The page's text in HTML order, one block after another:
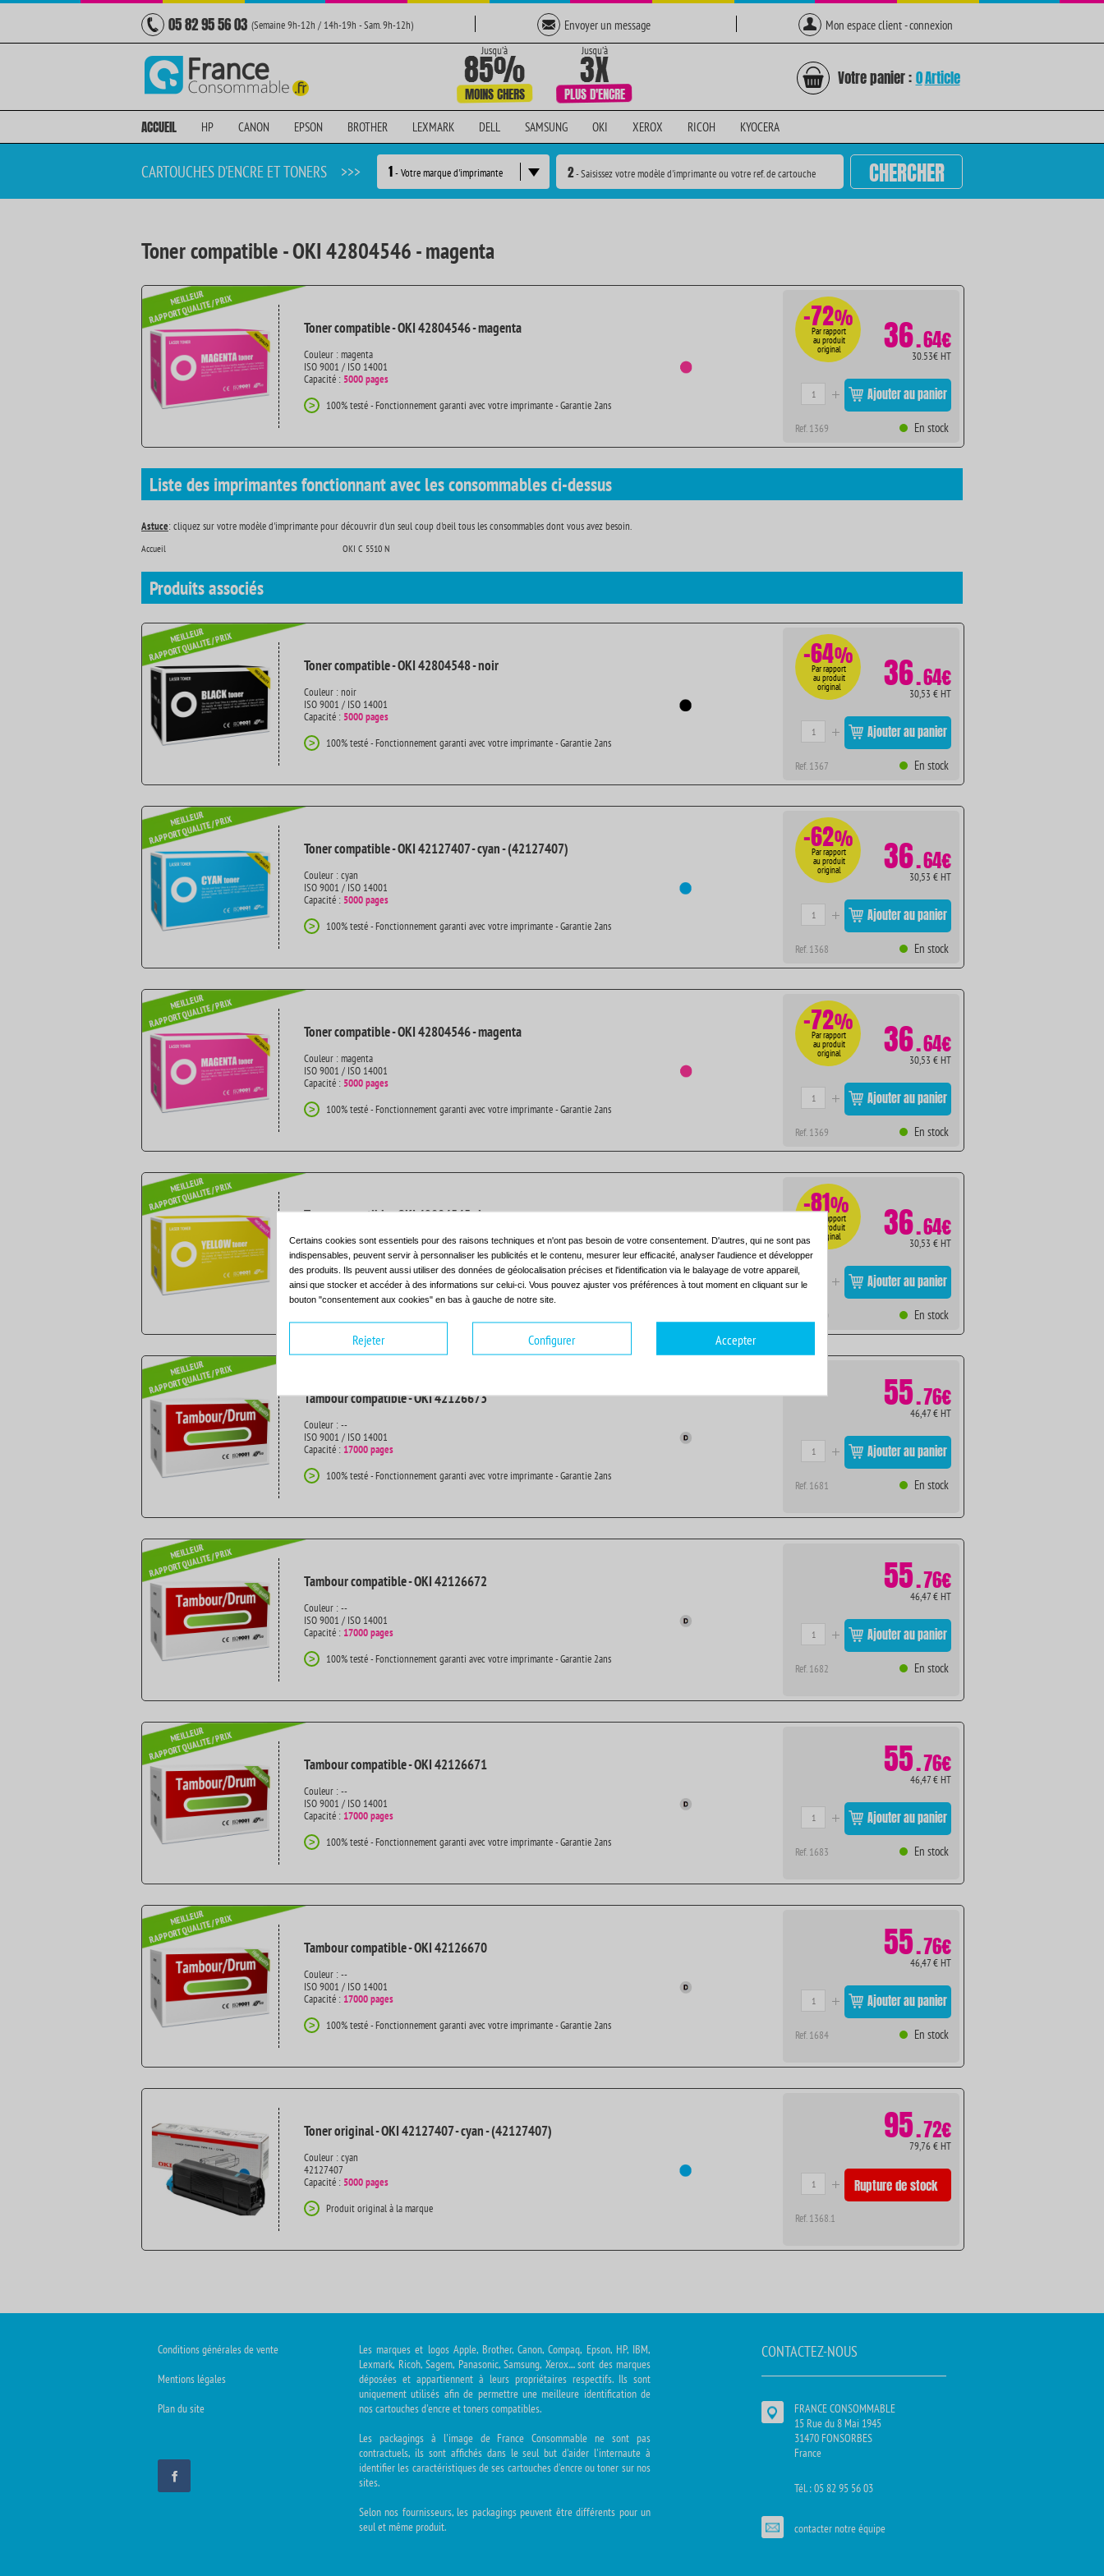
05 82 95 56 03 (Semaine 9h-12h / 14h-19h - Sam. 9h-12h) Envoyer un message Mon espace client - connexion
Votre panier : 0Article
ACCUEIL HP CANON EPSON BROTHER LEXMARK DELL SAMSUNG OKI XEROX RICOH KYOCERA
CARTOUCHES D'ENCRE ET TONERS >>> 1- Votre marque d'imprimante 2- Saisissez votre modèle d'imprimante ou votre ref. de cartouche CHERCHER
Toner compatible - OKI 42804546 - magenta
Toner compatible - OKI 42804546 - magenta
Couleur : magenta
ISO 9001 / ISO 14001
Capacité : 5000 pages
> 100% testé - Fonctionnement garanti avec votre imprimante - Garantie 2ans
-72%
Par rapport
au produit
original 36.64€
30.53€ HT
Ajouter au panier
Ref. 1369 En stock
Liste des imprimantes fonctionnant avec les consommables ci-dessus
Astuce: cliquez sur votre modèle d'imprimante pour découvrir d'un seul coup d'oeil tous les consommables dont vous avez besoin.
Accueil OKI C 5510 N
Produitsassociés
Toner compatible - OKI 42804548 - noir
Couleur : noir
ISO 9001 / ISO 14001
Capacité : 5000 pages
> 100% testé - Fonctionnement garanti avec votre imprimante - Garantie 2ans
-64%
Par rapport
au produit
original 36.64€
30,53 € HT
Ajouter au panier
Ref. 1367 En stock
Toner compatible - OKI 42127407 - cyan - (42127407)
Couleur : cyan
ISO 9001 / ISO 14001
Capacité : 5000 pages
> 100% testé - Fonctionnement garanti avec votre imprimante - Garantie 2ans
-62%
Par rapport
au produit
original 36.64€
30,53 € HT
Ajouter au panier
Ref. 1368 En stock
Toner compatible - OKI 42804546 - magenta
Couleur : magenta
ISO 9001 / ISO 14001
Capacité : 5000 pages
> 100% testé - Fonctionnement garanti avec votre imprimante - Garantie 2ans
-72%
Par rapport
au produit
original 36.64€
30,53 € HT
Ajouter au panier
Ref. 1369 En stock
Toner compatible - OKI 42804545 - jaune
Couleur : jaune
ISO 9001 / ISO 14001
Capacité : 5000 pages
> 100% testé - Fonctionnement garanti avec votre imprimante - Garantie 2ans
-81%
Par rapport
au produit
original 36.64€
30,53 € HT
Ajouter au panier
En stock
Tambour compatible - OKI 42126673
Couleur : --
ISO 9001 / ISO 14001
Capacité : 17000 pages
> 100% testé - Fonctionnement garanti avec votre imprimante - Garantie 2ans
55.76€
46,47 € HT
Ajouter au panier
Ref. 1681 En stock
Tambour compatible - OKI 42126672
Couleur : --
ISO 9001 / ISO 14001
Capacité : 17000 pages
> 100% testé - Fonctionnement garanti avec votre imprimante - Garantie 2ans
55.76€
46,47 € HT
Ajouter au panier
Ref. 1682 En stock
Tambour compatible - OKI 42126671
Couleur : --
ISO 9001 / ISO 14001
Capacité : 17000 pages
> 100% testé - Fonctionnement garanti avec votre imprimante - Garantie 2ans
55.76€
46,47 € HT
Ajouter au panier
Ref. 1683 En stock
Tambour compatible - OKI 42126670
Couleur : --
ISO 9001 / ISO 14001
Capacité : 17000 pages
> 100% testé - Fonctionnement garanti avec votre imprimante - Garantie 2ans
55.76€
46,47 € HT
Ajouter au panier
Ref. 1684 En stock
Toner original - OKI 42127407 - cyan - (42127407)
Couleur : cyan
42127407
Capacité : 5000 pages
> Produit original à la marque
95.72€
79,76 € HT
Rupture de stock
Ref. 1368.1
Conditions générales de vente
Mentions légales
Plan du site
Les marques et logos Apple, Brother, Canon, Compaq, Epson, HP, IBM,
Lexmark, Ricoh, Sagem, Panasonic, Samsung, Xerox.... sont des marques
déposées et appartiennent à leurs propriétaires respectifs. Ils sont
uniquement utilisés afin de permettre une meilleure identification de
nos cartouches d'encre et toners compatibles.
Les packagings à l'image de France Consommable ne sont pas
contractuels, ils sont affichés dans le seul but d'aider l'internaute à
identifier les caractéristiques de ses cartouches d'encre ou toner sur nos
sites.
Selon nos fournisseurs, les packagings peuvent être différents pour un
seul et même produit.
CONTACTEZ-NOUS
FRANCE CONSOMMABLE
15 Rue du 8 Mai 1945
31470 FONSORBES
France
Tél. : 05 82 95 56 03
contacter notre équipe
Certains cookies sont essentiels pour des raisons techniques et n'ont pas besoin de votre consentement. D'autres, qui ne sont pas
indispensables, peuvent servir à personnaliser les publicités et le contenu, mesurer leur efficacité, analyser l'audience et développer
des produits. Ils peuvent aussi utiliser des données de géolocalisation précises et l'identification via le balayage de votre appareil,
ainsi que stocker et accéder à des informations sur celui-ci. Vous pouvez ajuster vos préférences à tout moment en cliquant sur le
bouton "consentement aux cookies" en bas à gauche de notre site.
Rejeter Configurer Accepter